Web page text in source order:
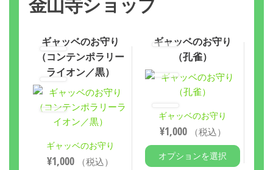
ギャッベのお守り
（コンテンポラリー
ライオン／黒）
ギャッベのお守り
¥1,000 （税込）
ギャッベのお守り
（孔雀）
ギャッベのお守り
¥1,000 （税込）
オプションを選択